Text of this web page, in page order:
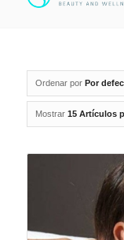
Ordenar por Por
Mostrar 15 Artículos